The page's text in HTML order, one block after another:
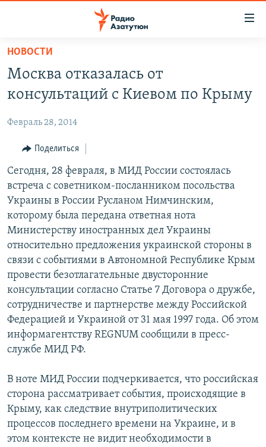
Перейти
основному
содержанию
навигации
Перейти
поиску
ПОЛИТИКА
ОБЩЕСТВО
ЭКОНОМИКА
РЕГИОН
НАГОРНЫЙ КАРАБАХ
КУЛЬТУРА
СПОРТ
АРХИВ
Հայերեն
English
Русский
НОВОСТИ
Москва отказалась от
консультаций с Киевом по Крыму
Февраль 28, 2014
Поделиться
Сегодня, 28 февраля, в МИД России состоялась
встреча с советником-посланником посольства
Украины в России Русланом Нимчинским,
которому была передана ответная нота
Министерству иностранных дел Украины
относительно предложения украинской стороны в
связи с событиями в Автономной Республике Крым
провести безотлагательные двусторонние
консультации согласно Статье 7 Договора о дружбе,
сотрудничестве и партнерстве между Российской
Федерацией и Украиной от 31 мая 1997 года. Об этом
информагентству REGNUM сообщили в пресс-
службе МИД РФ.
В ноте МИД России подчеркивается, что российская
сторона рассматривает события, происходящие в
Крыму, как следствие внутриполитических
процессов последнего времени на Украине, и в
этом контексте не видит необходимости в